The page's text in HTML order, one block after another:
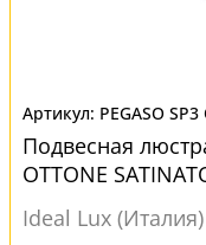
PEGASO
Подвесная
OTTONE
Ideal Lux (Италия)